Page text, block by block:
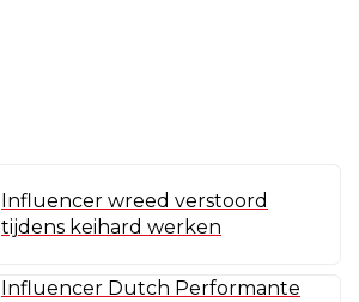
Influencer wreed verstoord
tijdens keihard werken
Influencer Dutch Performante